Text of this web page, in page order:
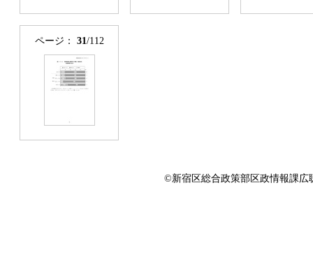
ページ： 31/112
©新宿区総合政策部区政情報課